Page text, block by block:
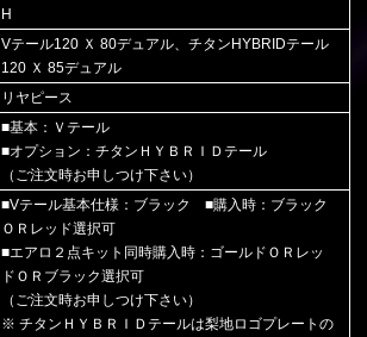
H
Vテール120 Ｘ 80デュアル、チタンHYBRIDテール
120 Ｘ 85デュアル
リヤピース
■基本：Ｖテール
■オプション：チタンＨＹＢＲＩＤテール
（ご注文時お申しつけ下さい）
■Vテール基本仕様：ブラック ■購入時：ブラック
ＯＲレッド選択可
■エアロ２点キット同時購入時：ゴールドＯＲレッ
ドＯＲブラック選択可
（ご注文時お申しつけ下さい）
※ チタンＨＹＢＲＩＤテールは梨地ロゴプレートの